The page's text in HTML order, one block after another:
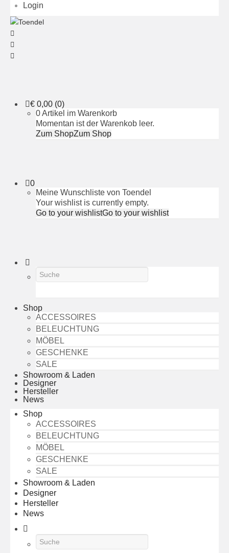
Login
€ 0,00 (0)
0 Artikel im Warenkorb
Momentan ist der Warenkob leer.
Zum ShopZum Shop
0
Meine Wunschliste von Toendel
Your wishlist is currently empty.
Go to your wishlistGo to your wishlist
Shop
ACCESSOIRES
BELEUCHTUNG
MÖBEL
GESCHENKE
SALE
Showroom & Laden
Designer
Hersteller
News
Shop
ACCESSOIRES
BELEUCHTUNG
MÖBEL
GESCHENKE
SALE
Showroom & Laden
Designer
Hersteller
News